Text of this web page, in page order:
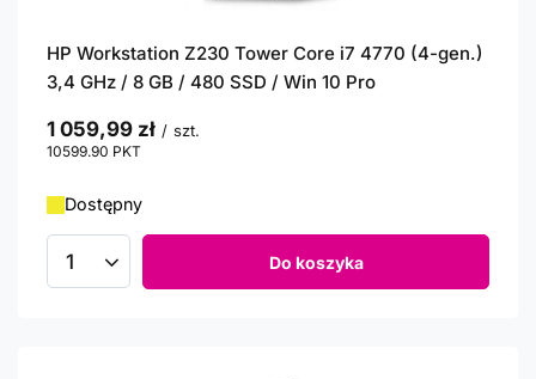
HP Workstation Z230 Tower Core i7 4770 (4-gen.)
3,4 GHz / 8 GB / 480 SSD / Win 10 Pro
1 059,99 zł / szt.
10599.90 PKT
Dostępny
Ilość produktów Do koszyka